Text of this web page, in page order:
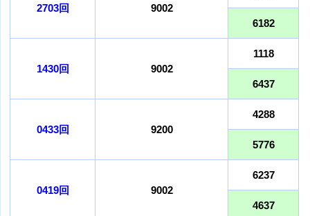
2703回 9002
6182
1430回 9002
1118
6437
0433回 9200
4288
5776
0419回 9002
6237
4637